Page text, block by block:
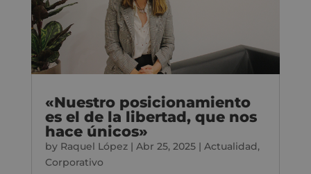
«Nuestro posicionamiento
es el de la libertad, que nos
hace únicos»
by Raquel López| Abr 25, 2025| Actualidad,
Corporativo